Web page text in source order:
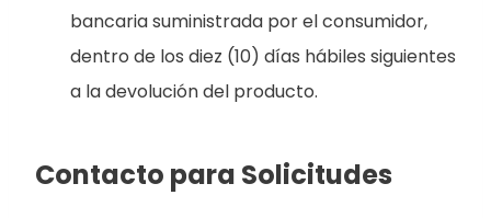
bancaria suministrada por el consumidor,
dentro de los diez (10) días hábiles siguientes
a la devolución del producto.
Contacto para Solicitudes